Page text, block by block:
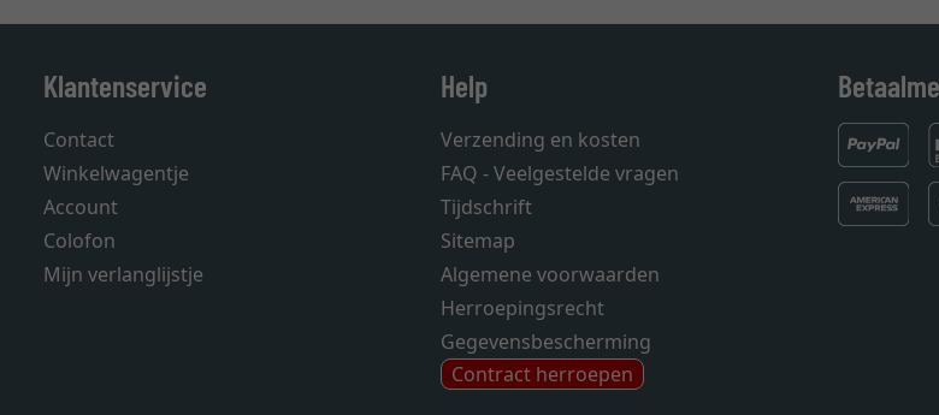
Klantenservice
Contact
Winkelwagentje
Account
Colofon
Mijn verlanglijstje
Help
Verzending en kosten
FAQ - Veelgestelde vragen
Tijdschrift
Sitemap
Algemene voorwaarden
Herroepingsrecht
Gegevensbescherming
Contract herroepen